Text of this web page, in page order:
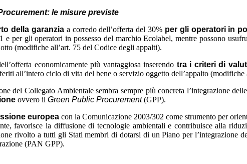
le misure previste
della garanzia a corredo dell’offerta del 30% per gli operatori in
per gli operatori in possesso del marchio Ecolabel, mentre possono
(modifiche all’art. 75 del Codice degli appalti).
economicamente più vantaggiosa inserendo tra i criteri di
all’intero ciclo di vita del bene o servizio oggetto dell’appalto
del Collegato Ambientale sembra sempre più concreta l’integrazione
ovvero il Green Public Procurement (GPP).
europea con la Comunicazione 2003/302 come strumento per
favorisce la diffusione di tecnologie ambientali e contribuisce alla
rivolto a tutti gli Stati membri di dotarsi di un Piano per l’integrazione
(PAN GPP).